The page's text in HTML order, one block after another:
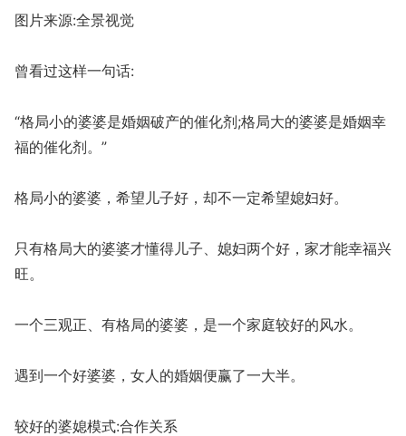
图片来源:全景视觉
曾看过这样一句话:
“格局小的婆婆是婚姻破产的催化剂;格局大的婆婆是婚姻幸
福的催化剂。”
格局小的婆婆，希望儿子好，却不一定希望媳妇好。
只有格局大的婆婆才懂得儿子、媳妇两个好，家才能幸福兴
旺。
一个三观正、有格局的婆婆，是一个家庭较好的风水。
遇到一个好婆婆，女人的婚姻便赢了一大半。
较好的婆媳模式:合作关系